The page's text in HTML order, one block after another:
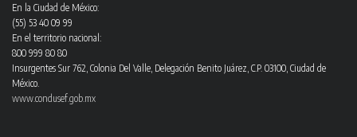
En la Ciudad de México:
(55) 53 40 09 99
En el territorio nacional:
800 999 80 80
Insurgentes Sur 762, Colonia Del Valle, Delegación Benito Juárez, C.P. 03100, Ciudad de
México.
www.condusef.gob.mx